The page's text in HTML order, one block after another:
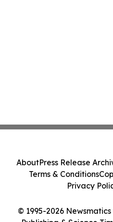
© 1995-2026
AboutPress Release
Terms & Conditions
Privacy